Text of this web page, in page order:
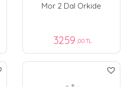
Mor 2 Dal Orkide
3259 ,00 TL